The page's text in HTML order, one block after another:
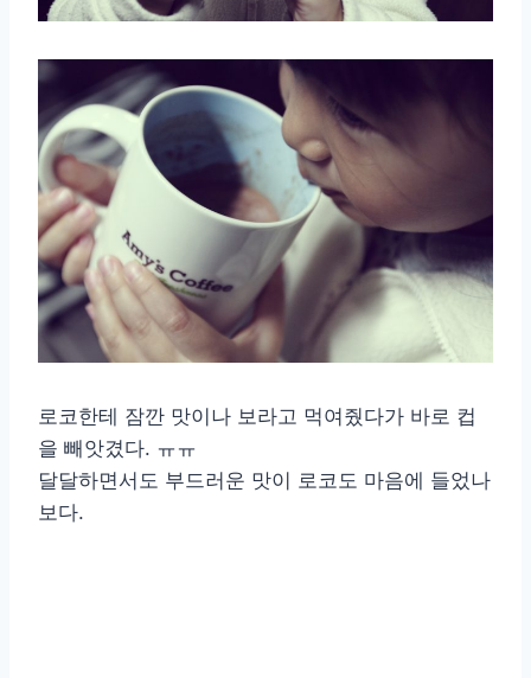
로코한테 잠깐 맛이나 보라고 먹여줬다가 바로 컵
을 빼앗겼다. ㅠㅠ
달달하면서도 부드러운 맛이 로코도 마음에 들었나
보다.